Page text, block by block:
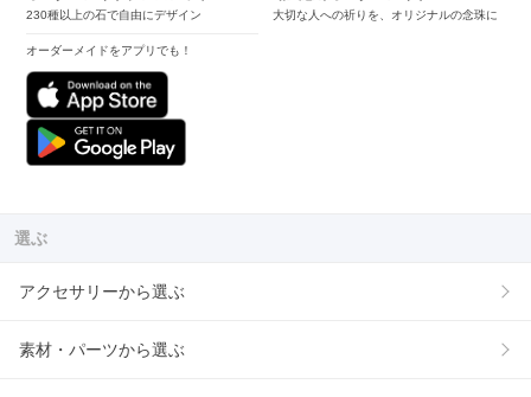
230種以上の石で自由にデザイン
オーダーメイドをアプリでも！
大切な人への祈りを、オリジナルの念珠に
選ぶ
アクセサリーから選ぶ
素材・パーツから選ぶ